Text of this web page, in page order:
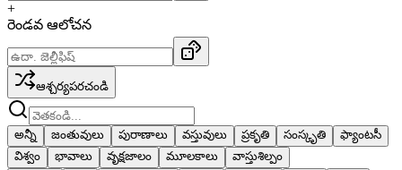
+
రెండవ ఆలోచన
ఆశ్చర్యపరచండి
అన్నీ జంతువులు పురాణాలు వస్తువులు ప్రకృతి సంస్కృతి
ఫ్యాంటసీ
విశ్వం
భావాలు వృక్షజాలం మూలకాలు
వాస్తుశిల్పం